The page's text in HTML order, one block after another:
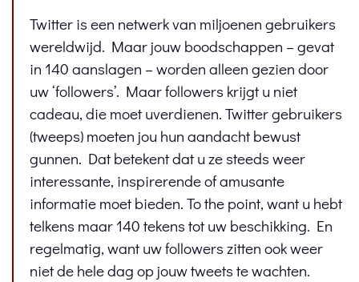
Twitter is een netwerk van miljoenen gebruikers
wereldwijd. Maar jouw boodschappen – gevat
in 140 aanslagen – worden alleen gezien door
uw ‘followers’. Maar followers krijgt u niet
cadeau, die moet uverdienen. Twitter gebruikers
(tweeps) moeten jou hun aandacht bewust
gunnen. Dat betekent dat u ze steeds weer
interessante, inspirerende of amusante
informatie moet bieden. To the point, want u hebt
telkens maar 140 tekens tot uw beschikking. En
regelmatig, want uw followers zitten ook weer
niet de hele dag op jouw tweets te wachten.